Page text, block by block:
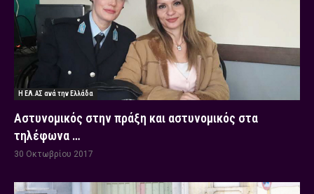
Η ΕΛ.ΑΣ ανά την Ελλάδα
Αστυνομικός στην πράξη και αστυνομικός στα
τηλέφωνα …
30 Οκτωβρίου 2017